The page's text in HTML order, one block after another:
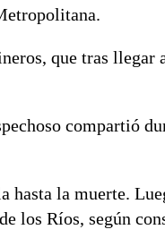
que tras llegar
compartió
hasta la muerte.
los Ríos, según